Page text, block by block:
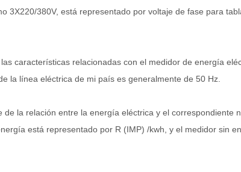
3X220/380V, está representado por voltaje de fase para
características relacionadas con el medidor de energía
la línea eléctrica de mi país es generalmente de 50 Hz.
la relación entre la energía eléctrica y el correspondiente
está representado por R (IMP) /kwh, y el medidor sin